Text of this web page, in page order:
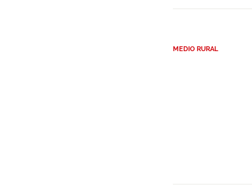
MEDIO RURAL